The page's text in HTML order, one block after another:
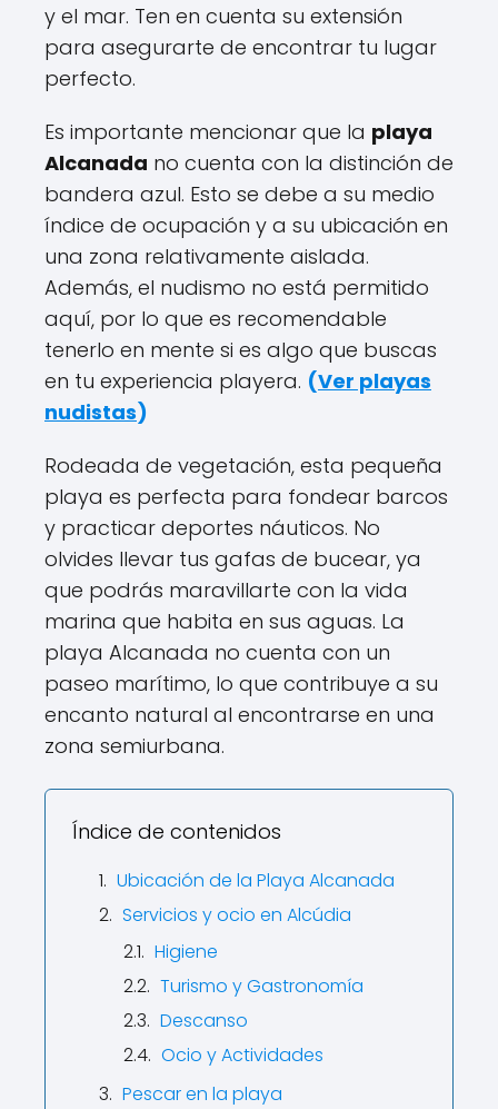
y el mar. Ten en cuenta su extensión
para asegurarte de encontrar tu lugar
perfecto.
Es importante mencionar que la playa
Alcanada no cuenta con la distinción de
bandera azul. Esto se debe a su medio
índice de ocupación y a su ubicación en
una zona relativamente aislada.
Además, el nudismo no está permitido
aquí, por lo que es recomendable
tenerlo en mente si es algo que buscas
en tu experiencia playera. (Ver playas
nudistas)
Rodeada de vegetación, esta pequeña
playa es perfecta para fondear barcos
y practicar deportes náuticos. No
olvides llevar tus gafas de bucear, ya
que podrás maravillarte con la vida
marina que habita en sus aguas. La
playa Alcanada no cuenta con un
paseo marítimo, lo que contribuye a su
encanto natural al encontrarse en una
zona semiurbana.
Índice de contenidos
Ubicación de la Playa Alcanada
Servicios y ocio en Alcúdia
Higiene
Turismo y Gastronomía
Descanso
Ocio y Actividades
Pescar en la playa